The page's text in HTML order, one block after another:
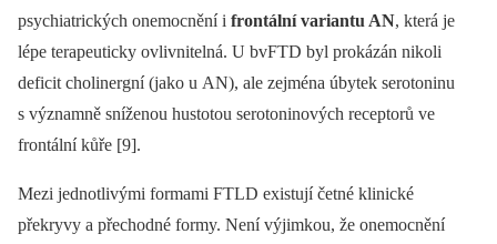
psychiatrických onemocnění i frontální variantu AN, která je
lépe terapeuticky ovlivnitelná. U bvFTD byl prokázán nikoli
deficit cholinergní (jako u AN), ale zejména úbytek serotoninu
s významně sníženou hustotou serotoninových receptorů ve
frontální kůře [9].
Mezi jednotlivými formami FTLD existují četné klinické
překryvy a přechodné formy. Není výjimkou, že onemocnění